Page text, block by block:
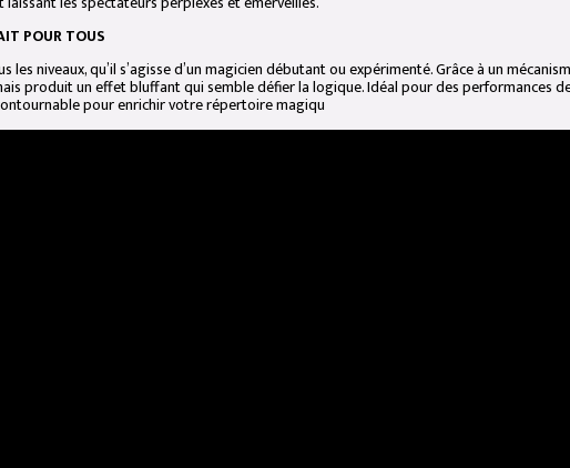
POUR TOUS
les niveaux, qu’il s’agisse d’un magicien débutant ou expérimenté. Grâce à un
produit un effet bluffant qui semble défier la logique. Idéal pour des performances
pour enrichir votre répertoire magiqu